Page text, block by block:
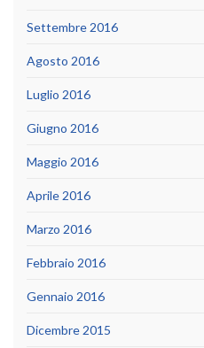
Settembre 2016
Agosto 2016
Luglio 2016
Giugno 2016
Maggio 2016
Aprile 2016
Marzo 2016
Febbraio 2016
Gennaio 2016
Dicembre 2015